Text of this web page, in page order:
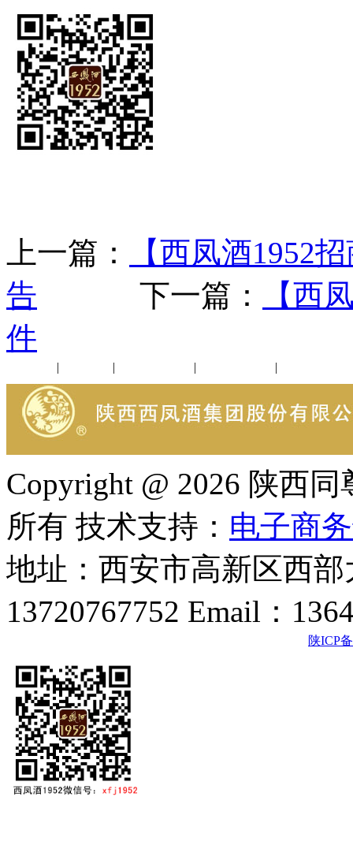
上一篇：
【西凤酒1952
告 下一篇：
【西
件
| | | |
Copyright @ 2026 陕西
所有 技术支持： 电子商
地址：西安市高新区西
13720767752 Email：
陕ICP